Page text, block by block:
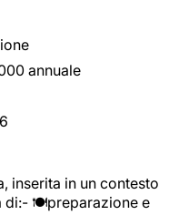
annuale
inserita in un contesto
di:- 🍽️preparazione e